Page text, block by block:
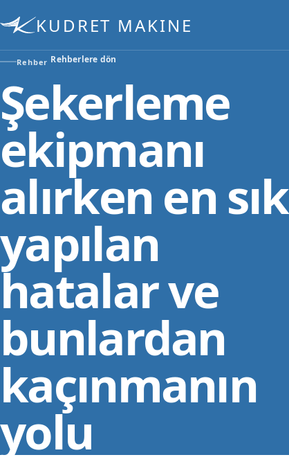
KUDRET MAKINE
Rehber Rehberlere dön
Şekerleme
ekipmanı
alırken en sık
yapılan
hatalar ve
bunlardan
kaçınmanın
yolu